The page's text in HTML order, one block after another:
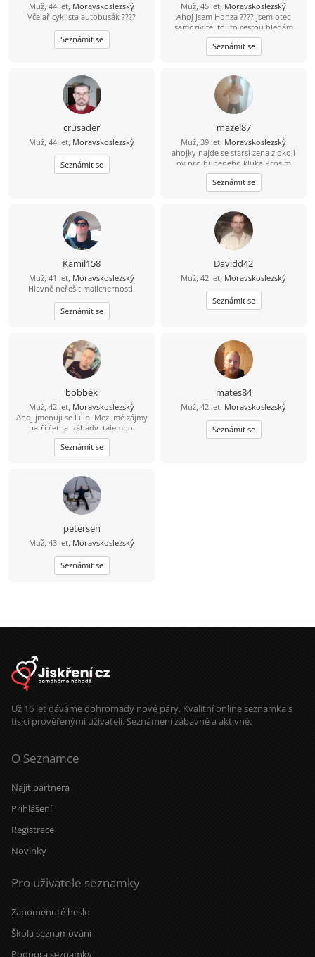
Muž, 44 let, Moravskoslezský
Včelař cyklista autobusák ????
Seznámit se
Muž, 45 let, Moravskoslezský
Ahoj jsem Honza ???? jsem otec
samozivitel touto cestou hledám
lásku porozumění a upsymnost.
Seznámit se
crusader
Muž, 44 let, Moravskoslezský
Seznámit se
mazel87
Muž, 39 let, Moravskoslezský
ahojky najde se starsi zena z okoli
ov,pro hubeneho kluka.Prosim
napis
Seznámit se
Kamil158
Muž, 41 let, Moravskoslezský
Hlavně neřešit malichernosti.
Seznámit se
Davidd42
Muž, 42 let, Moravskoslezský
Seznámit se
bobbek
Muž, 42 let, Moravskoslezský
Ahoj jmenuji se Filip. Mezi mé zájmy
patří četba, záhady, tajemno.
historie. Pasivně hokej fotbal.
Trošku kulhám, ale jinak v poho..
Seznámit se
mates84
Muž, 42 let, Moravskoslezský
Seznámit se
petersen
Muž, 43 let, Moravskoslezský
Seznámit se
Už 16 let dáváme dohromady nové páry. Kvalitní online seznamka s
tisíci prověřenými uživateli. Seznámení zábavně a aktivně.
O Seznamce
Najít partnera
Přihlášení
Registrace
Novinky
Pro uživatele seznamky
Zapomenuté heslo
Škola seznamování
Podpora seznamky